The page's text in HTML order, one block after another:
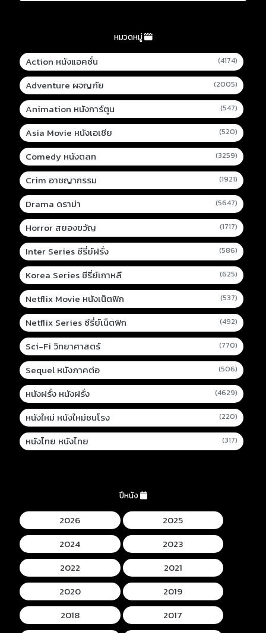
หมวดหมู่
Action หนังแอคชั่น (4174)
Adventure ผจญภัย (2005)
Animation หนังการ์ตูน (547)
Asia Movie หนังเอเชีย (520)
Comedy หนังตลก (3259)
Crim อาชญากรรม (1921)
Drama ดราม่า (5647)
Horror สยองขวัญ (1717)
Inter Series ซีรี่ย์ฝรั่ง (586)
Korea Series ซีรี่ย์เกาหลี (625)
Netflix Movie หนังเน็ตฟิก (537)
Netflix Series ซีรี่ย์เน็ตฟิก (492)
Sci-Fi วิทยาศาสตร์ (770)
Sequel หนังภาคต่อ (506)
หนังฝรั่ง หนังฝรั่ง (4629)
หนังใหม่ หนังใหม่ชนโรง (220)
หนังไทย หนังไทย (317)
ปีหนัง
2026
2025
2024
2023
2022
2021
2020
2019
2018
2017